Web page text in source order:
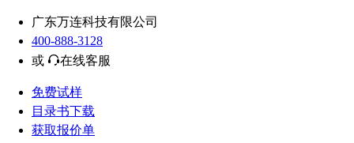
广东万连科技有限公司
400-888-3128
或
在线客服
免费试样
目录书下载
获取报价单